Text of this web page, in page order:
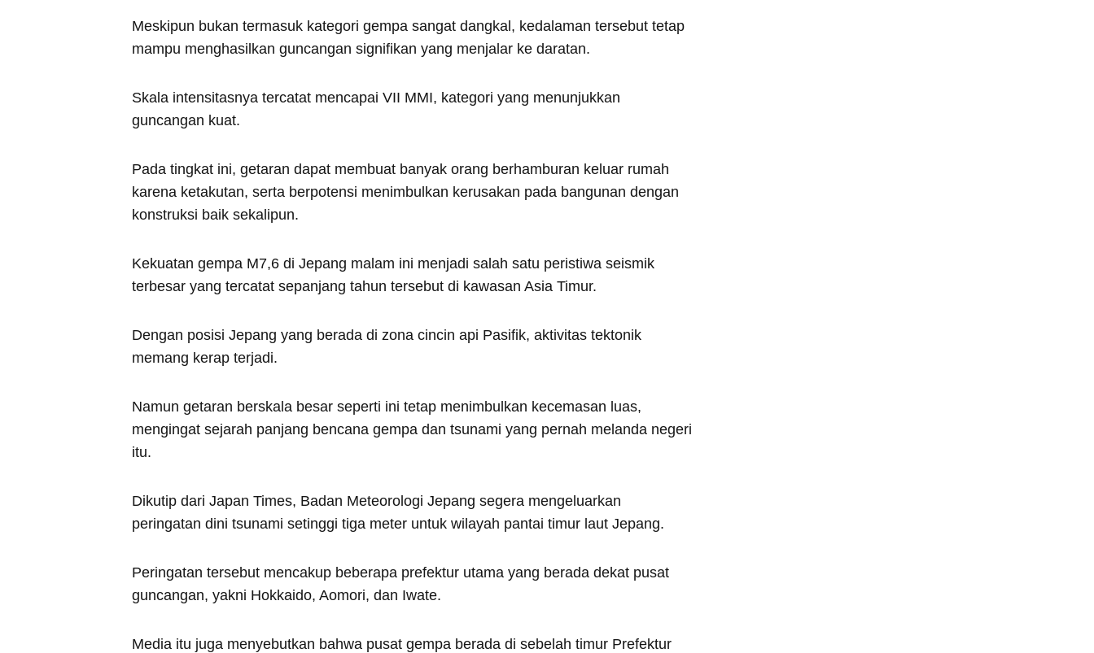
Meskipun bukan termasuk kategori gempa sangat dangkal, kedalaman tersebut tetap
mampu menghasilkan guncangan signifikan yang menjalar ke daratan.
Skala intensitasnya tercatat mencapai VII MMI, kategori yang menunjukkan
guncangan kuat.
Pada tingkat ini, getaran dapat membuat banyak orang berhamburan keluar rumah
karena ketakutan, serta berpotensi menimbulkan kerusakan pada bangunan dengan
konstruksi baik sekalipun.
Kekuatan gempa M7,6 di Jepang malam ini menjadi salah satu peristiwa seismik
terbesar yang tercatat sepanjang tahun tersebut di kawasan Asia Timur.
Dengan posisi Jepang yang berada di zona cincin api Pasifik, aktivitas tektonik
memang kerap terjadi.
Namun getaran berskala besar seperti ini tetap menimbulkan kecemasan luas,
mengingat sejarah panjang bencana gempa dan tsunami yang pernah melanda negeri
itu.
Dikutip dari Japan Times, Badan Meteorologi Jepang segera mengeluarkan
peringatan dini tsunami setinggi tiga meter untuk wilayah pantai timur laut Jepang.
Peringatan tersebut mencakup beberapa prefektur utama yang berada dekat pusat
guncangan, yakni Hokkaido, Aomori, dan Iwate.
Media itu juga menyebutkan bahwa pusat gempa berada di sebelah timur Prefektur